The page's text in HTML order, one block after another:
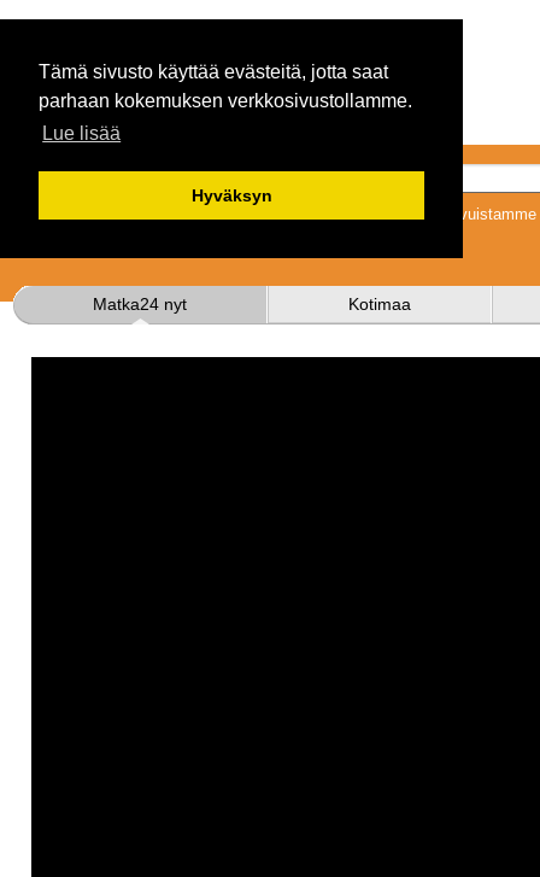
Tämä sivusto käyttää evästeitä, jotta saat
parhaan kokemuksen verkkosivustollamme.
Lue lisää
Hyväksyn
Tykkäämällä
Matka24 nyt Kotimaa